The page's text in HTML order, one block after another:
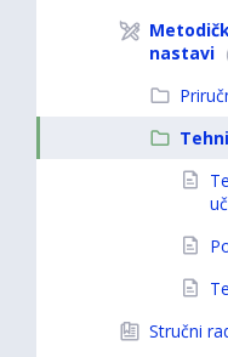
nastavi
Stručni